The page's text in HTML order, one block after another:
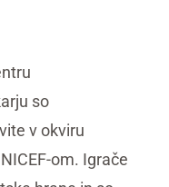
so
v okviru
om. Igrače